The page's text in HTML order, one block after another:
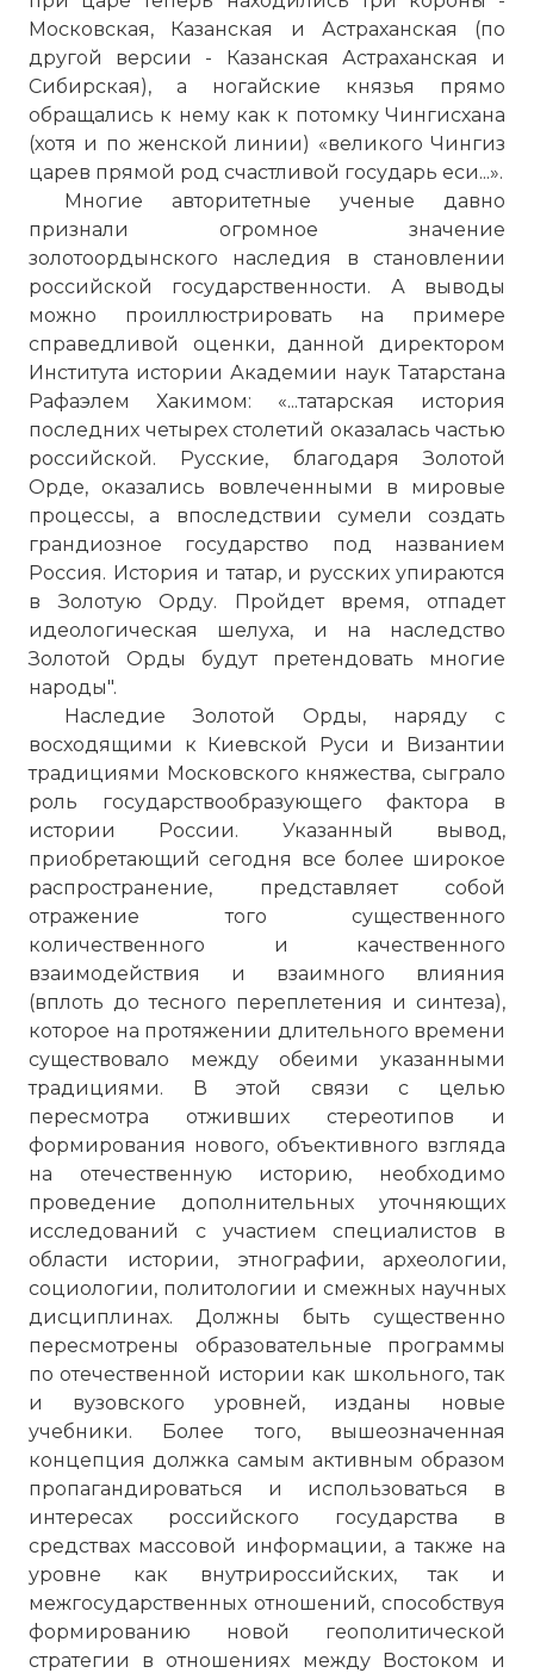
Московская, Казанская и Астраханская (по
другой версии - Казанская Астраханская и
Сибирская), а ногайские князья прямо
обращались к нему как к потомку Чингисхана
(хотя и по женской линии) «великого Чингиз
царев прямой род счастливой государь еси...».
Многие авторитетные ученые давно
признали огромное значение
золотоордынского наследия в становлении
российской государственности. А выводы
можно проиллюстрировать на примере
справедливой оценки, данной директором
Института истории Академии наук Татарстана
Рафаэлем Хакимом: «...татарская история
последних четырех столетий оказалась частью
российской. Русские, благодаря Золотой
Орде, оказались вовлеченными в мировые
процессы, а впоследствии сумели создать
грандиозное государство под названием
Россия. История и татар, и русских упираются
в Золотую Орду. Пройдет время, отпадет
идеологическая шелуха, и на наследство
Золотой Орды будут претендовать многие
народы".
Наследие Золотой Орды, наряду с
восходящими к Киевской Руси и Византии
традициями Московского княжества, сыграло
роль государствообразующего фактора в
истории России. Указанный вывод,
приобретающий сегодня все более широкое
распространение, представляет собой
отражение того существенного
количественного и качественного
взаимодействия и взаимного влияния
(вплоть до тесного переплетения и синтеза),
которое на протяжении длительного времени
существовало между обеими указанными
традициями. В этой связи с целью
пересмотра отживших стереотипов и
формирования нового, объективного взгляда
на отечественную историю, необходимо
проведение дополнительных уточняющих
исследований с участием специалистов в
области истории, этнографии, археологии,
социологии, политологии и смежных научных
дисциплинах. Должны быть существенно
пересмотрены образовательные программы
по отечественной истории как школьного, так
и вузовского уровней, изданы новые
учебники. Более того, вышеозначенная
концепция должка самым активным образом
пропагандироваться и использоваться в
интересах российского государства в
средствах массовой информации, а также на
уровне как внутрироссийских, так и
межгосударственных отношений, способствуя
формированию новой геополитической
стратегии в отношениях между Востоком и